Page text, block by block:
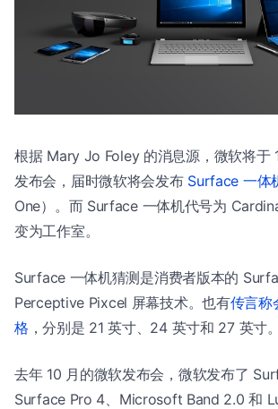
根据 Mary Jo Foley 的消息源，微软将于
发布会，届时微软将会发布 Surface 一体
One）。而 Surface 一体机代号为
变为工作室。
Surface 一体机猜测是消费者版本的
Perceptive Pixcel 屏幕技术。也有传言称
格 ，分别是 21 英寸、24 英寸和 27 英寸。
去年 10 月的微软发布会，微软发布了
Surface Pro 4、Microsoft Band 2.0 和